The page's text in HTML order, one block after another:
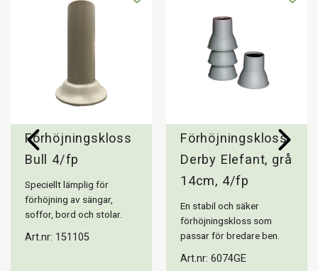
Förhöjningskloss
Bull 4/fp
Speciellt lämplig för
förhöjning av sängar,
soffor, bord och stolar.
Art.nr: 151105
Förhöjningskloss
Derby Elefant, grå
14cm, 4/fp
En stabil och säker
förhöjningskloss som
passar för bredare ben.
Art.nr: 6074GE